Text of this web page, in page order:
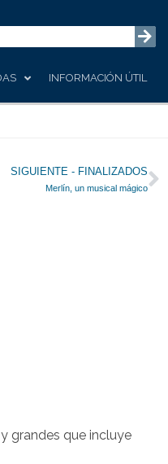
INFORMACIÓN ÚTIL
SIGUIENTE - FINALIZADOS
Merlín, un musical mágico
grandes que incluye